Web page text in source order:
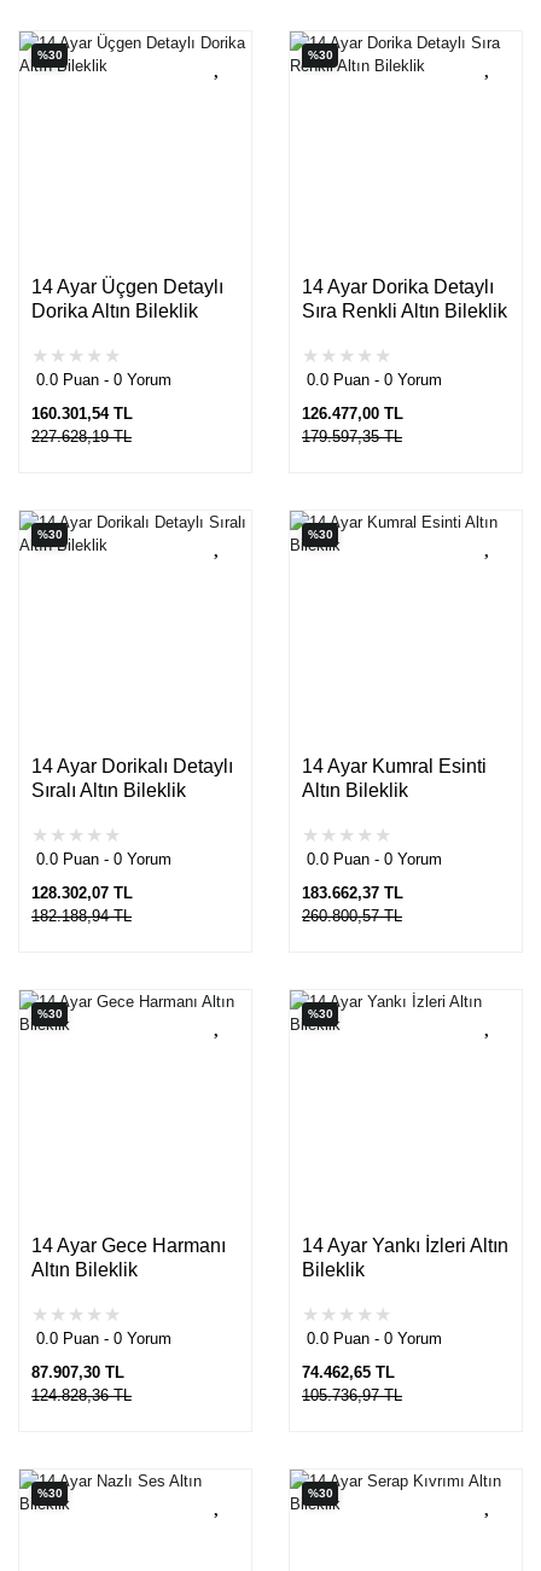
%30
14 Ayar Üçgen Detaylı
Dorika Altın Bileklik
0.0 Puan - 0 Yorum
160.301,54 TL
227.628,19 TL
%30
14 Ayar Dorika Detaylı
Sıra Renkli Altın Bileklik
0.0 Puan - 0 Yorum
126.477,00 TL
179.597,35 TL
%30
14 Ayar Dorikalı Detaylı
Sıralı Altın Bileklik
0.0 Puan - 0 Yorum
128.302,07 TL
182.188,94 TL
%30
14 Ayar Kumral Esinti
Altın Bileklik
0.0 Puan - 0 Yorum
183.662,37 TL
260.800,57 TL
%30
14 Ayar Gece Harmanı
Altın Bileklik
0.0 Puan - 0 Yorum
87.907,30 TL
124.828,36 TL
%30
14 Ayar Yankı İzleri Altın
Bileklik
0.0 Puan - 0 Yorum
74.462,65 TL
105.736,97 TL
%30 %30